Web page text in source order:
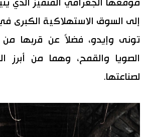
موقعها الجغرافي المتميز الذي
إلى السوق الاستهلاكية الكبرى
تونى وإيدو، فضلاً عن قربها
الصويا والقمح، وهما من أبرز
لصناعتها.